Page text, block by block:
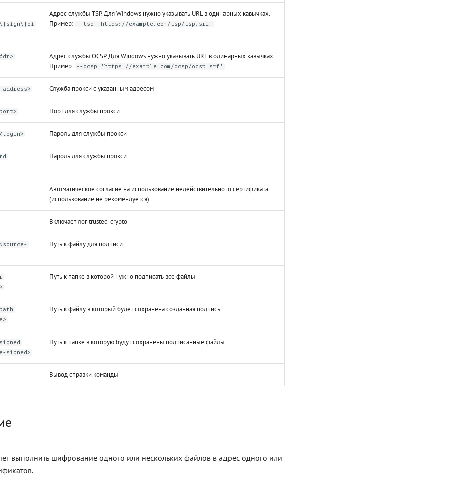
Адрес службы TSP. Для Windows нужно указывать URL в одинарных кавычках.
Пример: --tsp 'https://example.com/tsp/tsp.srf'
Адрес службы OCSP. Для Windows нужно указывать URL в одинарных кавычках.
Пример: --ocsp 'https://example.com/ocsp/ocsp.srf'
Служба прокси с указанным адресом
Порт для службы прокси
Пароль для службы прокси
Пароль для службы прокси
Автоматическое согласие на использование недействительного сертификата
(использование не рекомендуется)
Включает лог trusted-crypto
Путь к файлу для подписи
Путь к папке в которой нужно подписать все файлы
Путь к файлу в который будет сохранена созданная подпись
signed>
Путь к папке в которую будут сохранены подписанные файлы
Вывод справки команды
выполнить шифрование одного или нескольких файлов в адрес одного или